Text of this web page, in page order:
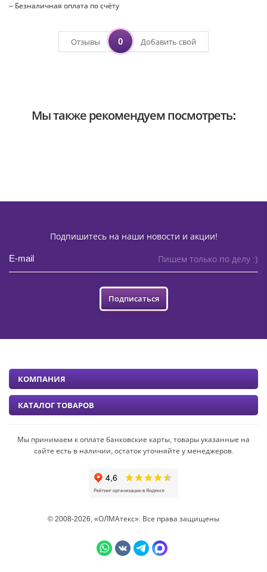
– Безналичная оплата по счёту
Отзывы 0 Добавить свой
Мы также рекомендуем посмотреть:
Подпишитесь на наши новости и акции!
Пишем только по делу :)
Подписаться
Мы принимаем к оплате банковские карты, товары указанные на
сайте есть в наличии, остаток уточняйте у менеджеров.
© 2008-2026, «ОЛМАтекс». Все права защищены
КОМПАНИЯ
КАТАЛОГ ТОВАРОВ